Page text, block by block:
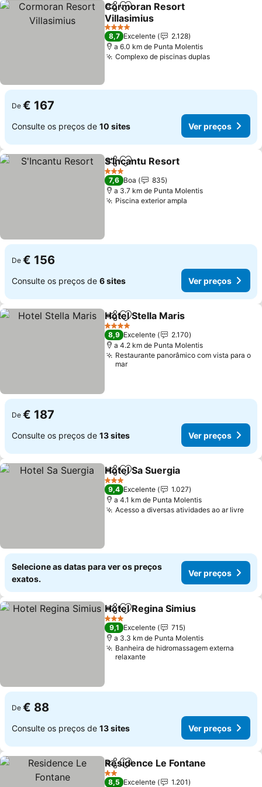
PartilharAdicionar aos favoritos
Cormoran Resort
Villasimius
Ver preços
4 Estrelas
8,7 Excelente
2.128
a 6.0 km de Punta Molentis
Complexo de piscinas duplasVer preços
De € 167
Consulte os preços de 10 sites Ver preços
PartilharAdicionar aos favoritos
S'Incantu Resort
3 Estrelas
7,6 Boa
835
a 3.7 km de Punta Molentis
Piscina exterior ampla
De € 156
Consulte os preços de 6 sites Ver preços
PartilharAdicionar aos favoritos
Hotel Stella Maris
4 Estrelas
8,9 Excelente
2.170
a 4.2 km de Punta Molentis
Restaurante panorâmico com vista para o
mar
De € 187
Consulte os preços de 13 sites Ver preços
PartilharAdicionar aos favoritos
Hotel Sa Suergia
3 Estrelas
9,4 Excelente
1.027
a 4.1 km de Punta Molentis
Acesso a diversas atividades ao ar livreVer
Selecione as datas para ver os preços
exatos.
Ver preços
PartilharAdicionar aos favoritos
Hotel Regina Simius
3 Estrelas
9,1 Excelente
715
a 3.3 km de Punta Molentis
Banheira de hidromassagem externa
relaxante
De € 88
Consulte os preços de 13 sites Ver preços
PartilharAdicionar aos favoritos
Residence Le Fontane
2 Estrelas
8,5 Excelente
1.201